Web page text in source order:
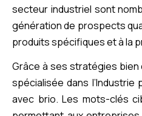
secteur industriel sont
génération de prospects
produits spécifiques et à la
Grâce à ses stratégies bien
spécialisée dans
avec brio. Les mots-clés